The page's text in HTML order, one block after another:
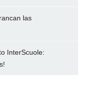
las
InterScuole: